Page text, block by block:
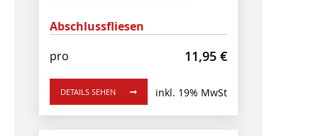
Abschlussfliesen
pro
11,95 €
DETAILS SEHEN inkl. 19% MwSt